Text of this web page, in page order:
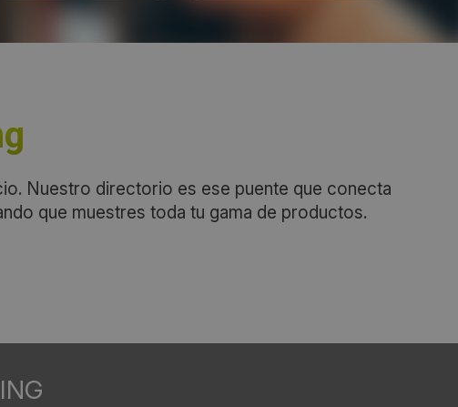
Nuestro directorio es ese puente que conecta
que muestres toda tu gama de productos.